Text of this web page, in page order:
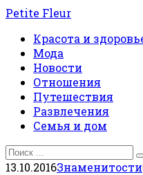
Перейти
контенту
Petite Fleur
Красота и
Мода
Новости
Отношения
Путешествия
Развлечения
Семья и дом
Search
for:
13.10.2016Знаменитости